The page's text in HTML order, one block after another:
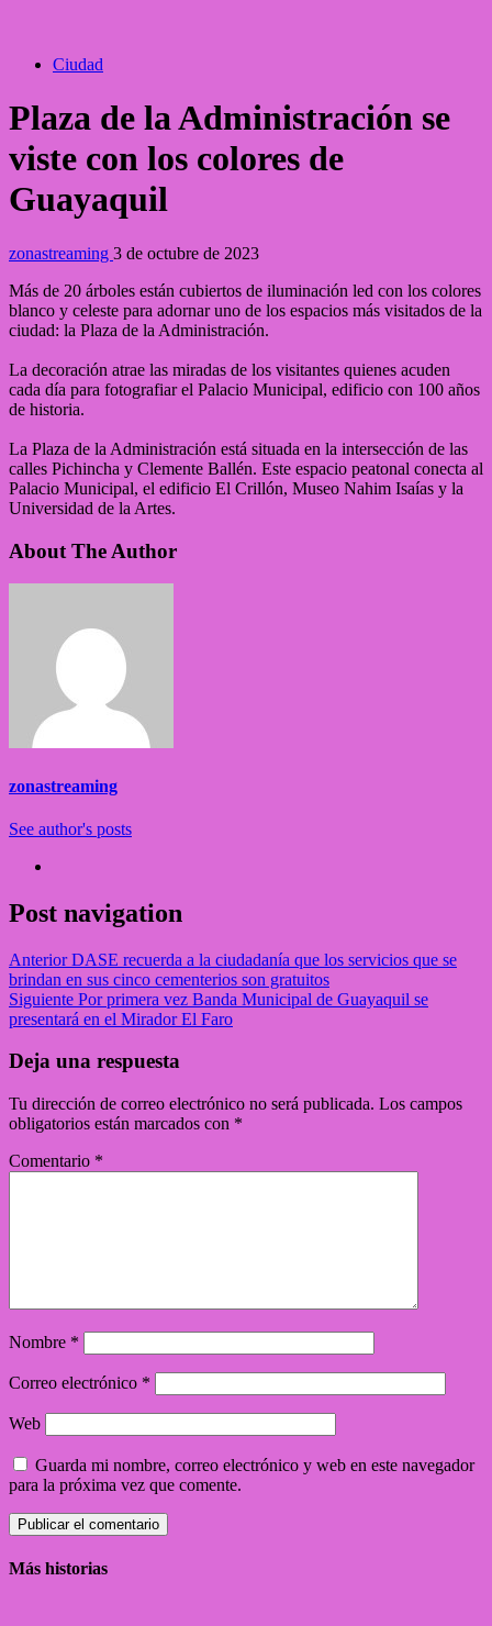
Ciudad
Plaza de la Administración se
viste con los colores de
Guayaquil
zonastreaming 3 de octubre de 2023
Más de 20 árboles están cubiertos de iluminación led con los colores
blanco y celeste para adornar uno de los espacios más visitados de la
ciudad: la Plaza de la Administración.
La decoración atrae las miradas de los visitantes quienes acuden
cada día para fotografiar el Palacio Municipal, edificio con 100 años
de historia.
La Plaza de la Administración está situada en la intersección de las
calles Pichincha y Clemente Ballén. Este espacio peatonal conecta al
Palacio Municipal, el edificio El Crillón, Museo Nahim Isaías y la
Universidad de la Artes.
About The Author
zonastreaming
See author's posts
Post navigation
AnteriorDASE recuerda a la ciudadanía que los servicios que se
brindan en sus cinco cementerios son gratuitos
Siguiente Por primera vez Banda Municipal de Guayaquil se
presentará en el Mirador El Faro
Deja una respuesta
Tu dirección de correo electrónico no será publicada. Los campos
obligatorios están marcados con *
Comentario *
Nombre *
Correo electrónico *
Web
Guarda mi nombre, correo electrónico y web en este navegador
para la próxima vez que comente.
Más historias